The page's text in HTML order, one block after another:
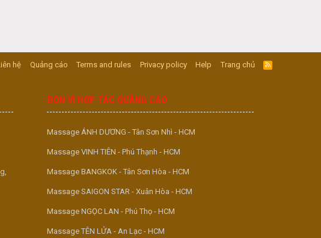
hệ Quảng cáo Terms and rules Privacy policy Help Trang chủ
R
S
ĐƠN VỊ HỢP TÁC QUẢNG CÁO
Massage ÁNH DƯƠNG - Tân Sơn Nhì - HCM
Massage VINH TIÊN - Phú Thạnh - HCM
Massage BANGKOK - Tân Sơn Hòa - HCM
Massage SAIGON STAR - Xuân Hòa - HCM
Massage NGỌC LAN - Phú Thọ - HCM
Massage TÊN LỬA - An Lạc - HCM